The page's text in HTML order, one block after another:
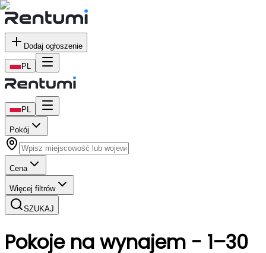
Dodaj ogłoszenie
PL
PL
Pokój
Cena
Więcej filtrów
SZUKAJ
Pokojena wynajem - 1–30